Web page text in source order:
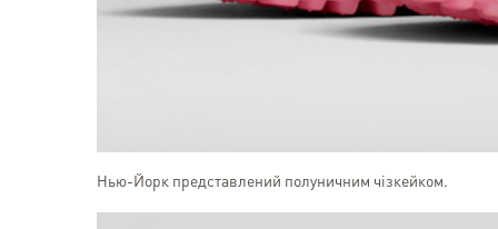
Нью-Йорк представлений полуничним чізкейком.